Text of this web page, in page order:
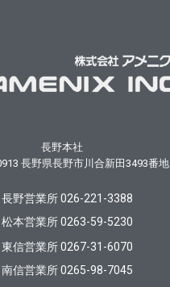
長野本社
長野県長野市川合新田3493番地
長野営業所 026-221-3388
松本営業所 0263-59-5230
東信営業所 0267-31-6070
南信営業所 0265-98-7045